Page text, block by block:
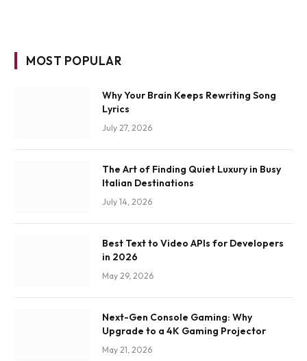
MOST POPULAR
Why Your Brain Keeps Rewriting Song
Lyrics
July 27, 2026
The Art of Finding Quiet Luxury in Busy
Italian Destinations
July 14, 2026
Best Text to Video APIs for Developers
in 2026
May 29, 2026
Next-Gen Console Gaming: Why
Upgrade to a 4K Gaming Projector
May 21, 2026